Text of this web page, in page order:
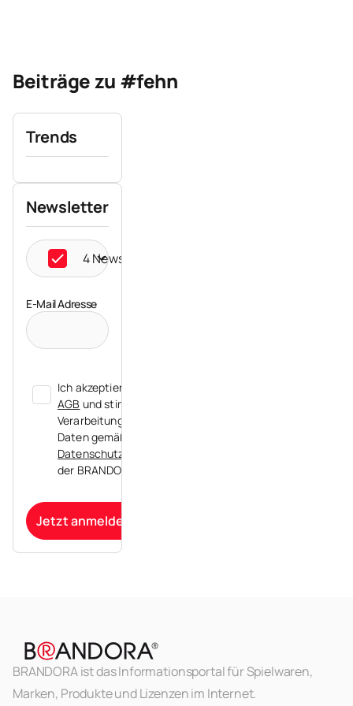
Beiträge zu #fehn
Trends
Newsletter
4 Newsletter ausgewählt
E-Mail Adresse
Ich akzeptiere die
AGB und stimme der
Verarbeitung meiner
Daten gemäß der
Datenschutzerklärung
der BRANDORA zu.
Jetzt anmelden
BRANDORA ist das Informationsportal für Spielwaren,
Marken, Produkte und Lizenzen im Internet.